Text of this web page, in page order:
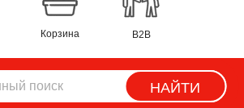
Корзина B2B
НАЙТИ